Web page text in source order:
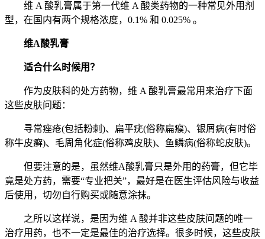
维 A 酸乳膏属于第一代维 A 酸类药物的一种常见外用剂
型，在国内有两个规格浓度，0.1% 和 0.025% 。
维A酸乳膏
适合什么时候用？
作为皮肤科的处方药物，维 A 酸乳膏最常用来治疗下面
这些皮肤问题：
寻常痤疮(包括粉刺)、扁平疣(俗称扁瘊)、银屑病(有时俗
称牛皮癣)、毛周角化症(俗称鸡皮肤)、鱼鳞病(俗称蛇皮肤)。
但要注意的是，虽然维A酸乳膏只是外用的药膏，但它毕
竟是处方药，需要“专业把关”，最好是在医生评估风险与收益
后使用，切勿自行购买或随意涂抹。
之所以这样说，是因为维 A 酸并非这些皮肤问题的唯一
治疗用药，也不一定是最佳的治疗选择。很多时候，这些皮肤